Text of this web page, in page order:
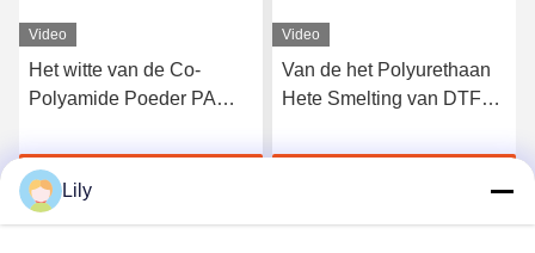
Video
Het witte van de Co-
Polyamide Poeder PA
voor de Druk van de
Hitteoverdracht
Video
Van de het Polyurethaan
Hete Smelting van DTF
Zelfklevende Poeder voor
Lily